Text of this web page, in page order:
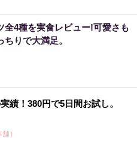
全4種を実食レビュー!可愛さも
りで大満足。
績！380円で5日間お試し。
）